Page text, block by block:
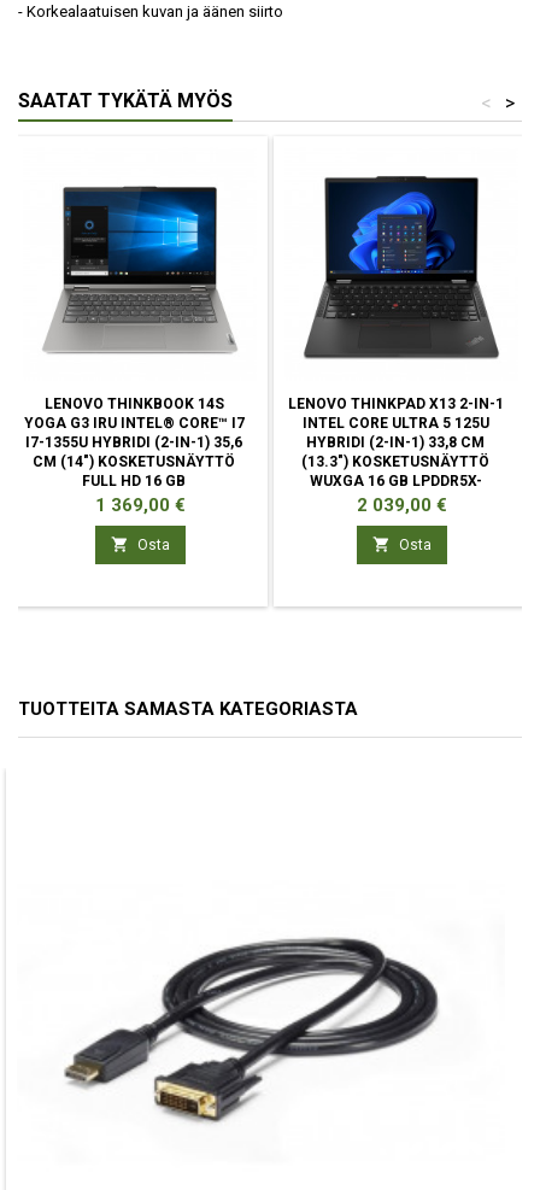
- Korkealaatuisen kuvan ja äänen siirto
SAATAT TYKÄTÄ MYÖS >
<
LENOVO THINKBOOK 14S
YOGA G3 IRU INTEL® CORE™ I7
I7-1355U HYBRIDI (2-IN-1) 35,6
CM (14") KOSKETUSNÄYTTÖ
FULL HD 16 GB
Hinta
1 369,00 €
 Osta
LENOVO THINKPAD X13 2-IN-1
INTEL CORE ULTRA 5 125U
HYBRIDI (2-IN-1) 33,8 CM
(13.3") KOSKETUSNÄYTTÖ
WUXGA 16 GB LPDDR5X-
SDRAM
Hinta
2 039,00 €
 Osta
TUOTTEITA SAMASTA KATEGORIASTA